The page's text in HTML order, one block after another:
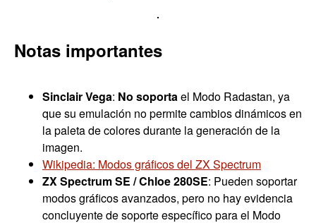
Notas importantes
Sinclair Vega: No soportael Modo Radastan, ya
que su emulación no permite cambios dinámicos en
la paleta de colores durante la generación de la
imagen.
Wikipedia: Modos gráficos del ZX Spectrum
ZX Spectrum SE / Chloe 280SE: Pueden soportar
modos gráficos avanzados, pero no hay evidencia
concluyente de soporte específico para el Modo